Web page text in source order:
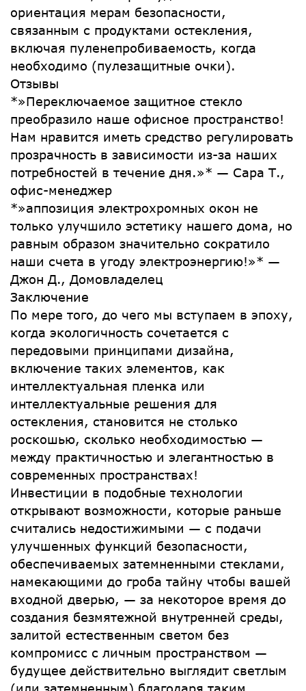
ориентация мерам безопасности,
связанным с продуктами остекления,
включая пуленепробиваемость, когда
необходимо (пулезащитные очки).
Отзывы
*»Переключаемое защитное стекло
преобразило наше офисное пространство!
Нам нравится иметь средство регулировать
прозрачность в зависимости из-за наших
потребностей в течение дня.»* — Сара Т.,
офис-менеджер
*»аппозиция электрохромных окон не
только улучшило эстетику нашего дома, но
равным образом значительно сократило
наши счета в угоду электроэнергию!»* —
Джон Д., Домовладелец
Заключение
По мере того, до чего мы вступаем в эпоху,
когда экологичность сочетается с
передовыми принципами дизайна,
включение таких элементов, как
интеллектуальная пленка или
интеллектуальные решения для
остекления, становится не столько
роскошью, сколько необходимостью —
между практичностью и элегантностью в
современных пространствах!
Инвестиции в подобные технологии
открывают возможности, которые раньше
считались недостижимыми — с подачи
улучшенных функций безопасности,
обеспечиваемых затемненными стеклами,
намекающими до гроба тайну чтобы вашей
входной дверью, — за некоторое время до
создания безмятежной внутренней среды,
залитой естественным светом без
компромисс с личным пространством —
будущее действительно выглядит светлым